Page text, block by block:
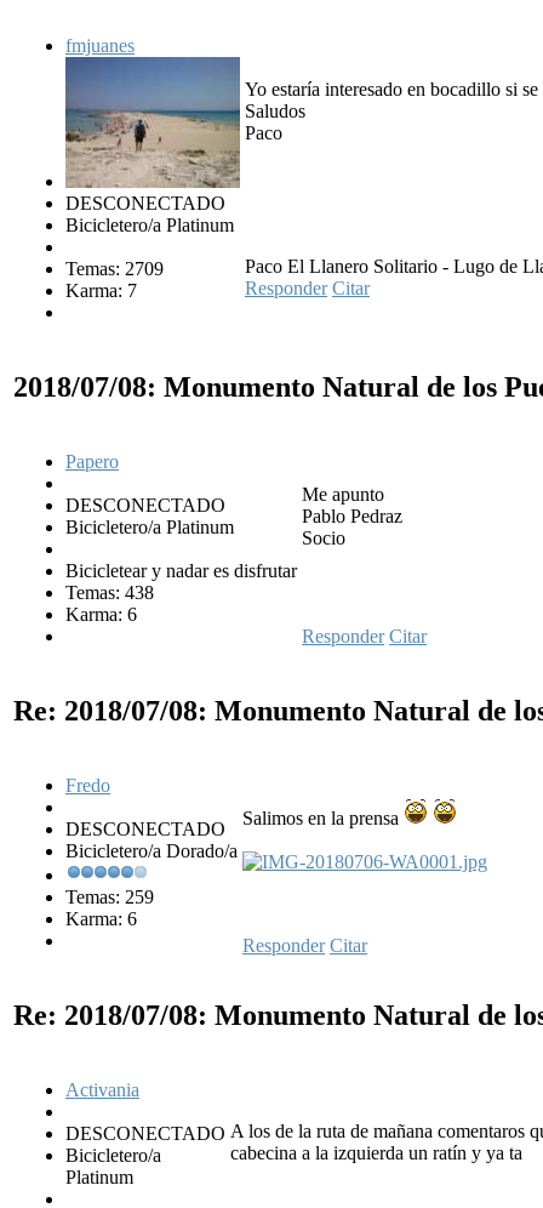
fmjuanes
DESCONECTADO
Bicicletero/a Platinum
Temas: 2709
Karma: 7
Yo estaría interesado en bocadillo si se
Saludos
Paco
Paco El Llanero Solitario - Lugo de
Responder Citar
2018/07/08: Monumento Natural de los
Papero
DESCONECTADO
Bicicletero/a Platinum
Bicicletear y nadar es disfrutar
Temas: 438
Karma: 6
Me apunto
Pablo Pedraz
Socio
Responder Citar
Re: 2018/07/08: Monumento Natural de
Fredo
DESCONECTADO
Bicicletero/a Dorado/a
Temas: 259
Karma: 6
Salimos en la prensa
Responder Citar
Re: 2018/07/08: Monumento Natural de
Activania
DESCONECTADO
Bicicletero/a
Platinum
A los de la ruta de mañana comentaros
cabecina a la izquierda un ratín y ya ta